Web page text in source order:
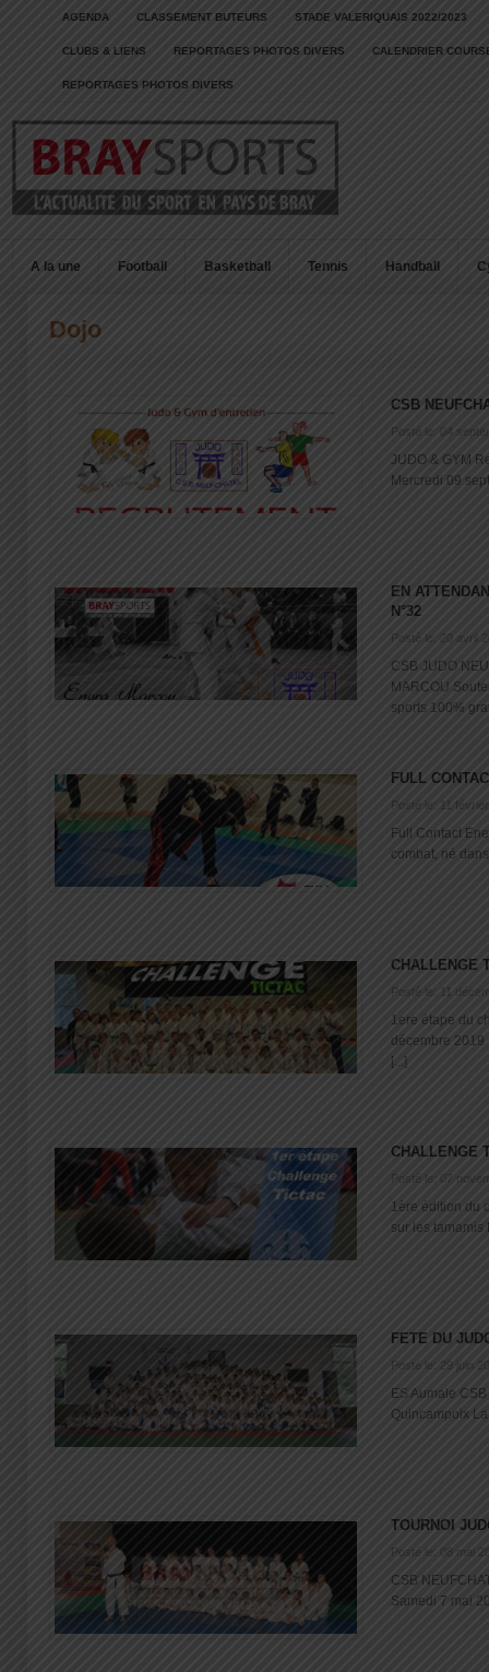
AGENDA CLASSEMENT BUTEURS STADE VALERIQUAIS 2022/2023
CLUBS & LIENS REPORTAGES PHOTOS DIVERS CALENDRIER
REPORTAGES PHOTOS DIVERS
A la une Football Basketball Tennis Handball
Dojo
CSB
Posté le: 04
JUDO & GYM
Mercredi 09
EN
N°32
Posté le: 20 avril
CSB JUDO
MARCOU
sports 100%
FULL
Posté le: 11
Full Contact
combat, né
CHALLENGE
Posté le: 11
1ere étape du
décembre
[...]
CHALLENGE
Posté le: 07
1ère édition du
sur les tamamis
FETE DU
Posté le: 29 juin
ES Aumale
Quincampoix La
TOURNOI
Posté le: 08 mai
CSB
Samedi 7 mai